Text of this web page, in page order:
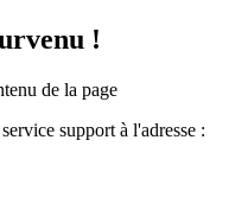
!
de la page
support à l'adresse :